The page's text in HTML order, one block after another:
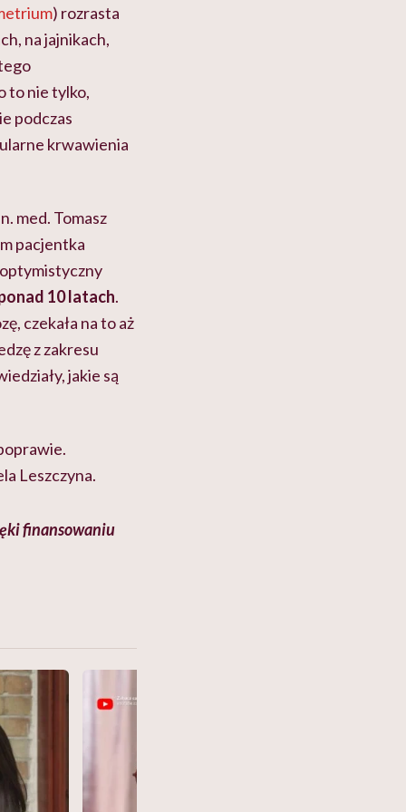
) rozrasta
na jajnikach,
to nie tylko,
podczas
krwawienia
med. Tomasz
pacjentka
10 latach.
czekała na to aż
z zakresu
jakie są
Leszczyna.
finansowaniu